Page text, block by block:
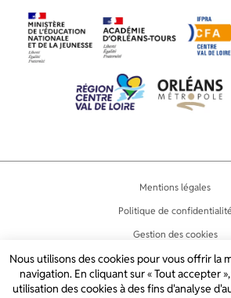
Mentions légales
Politique de confidentialité
Gestion des cookies
Accessibilité
Plan du site
Nous utilisons des cookies pour vous offrir la
navigation. En cliquant sur « Tout accepter
utilisation des cookies à des fins d'analyse